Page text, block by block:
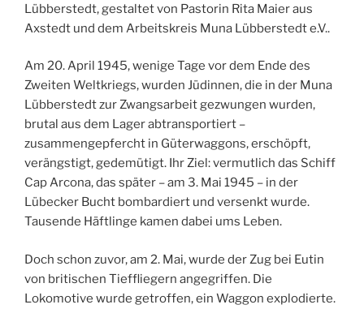
Lübberstedt, gestaltet von Pastorin Rita Maier aus
Axstedt und dem Arbeitskreis Muna Lübberstedt e.V..
Am 20. April 1945, wenige Tage vor dem Ende des
Zweiten Weltkriegs, wurden Jüdinnen, die in der Muna
Lübberstedt zur Zwangsarbeit gezwungen wurden,
brutal aus dem Lager abtransportiert –
zusammengepfercht in Güterwaggons, erschöpft,
verängstigt, gedemütigt. Ihr Ziel: vermutlich das Schiff
Cap Arcona, das später – am 3. Mai 1945 – in der
Lübecker Bucht bombardiert und versenkt wurde.
Tausende Häftlinge kamen dabei ums Leben.
Doch schon zuvor, am 2. Mai, wurde der Zug bei Eutin
von britischen Tieffliegern angegriffen. Die
Lokomotive wurde getroffen, ein Waggon explodierte.